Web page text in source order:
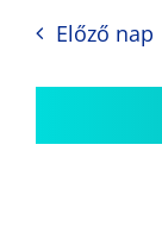
Előző nap